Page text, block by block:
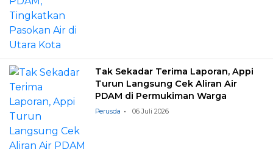
Tak Sekadar Terima Laporan, Appi
Turun Langsung Cek Aliran Air
PDAM di Permukiman Warga
Perusda 06 Juli 2026